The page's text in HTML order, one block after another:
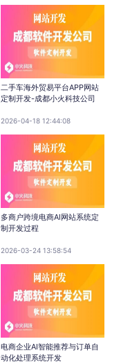
二手车海外贸易平台APP网站
定制开发-成都小火科技公司
2026-04-18 12:44:08
多商户跨境电商AI网站系统定
制开发过程
2026-03-24 13:58:54
电商企业AI智能推荐与订单自
动化处理系统开发